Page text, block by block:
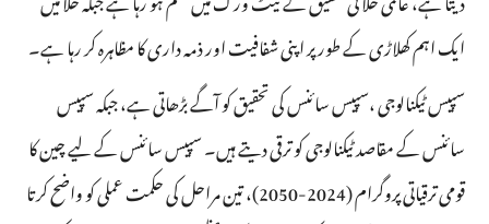
ایک اہم کھلاڑی کے طور پر اپنی شفافیت اور ذمہ داری کا مظاہرہ کر رہا ہے۔
سپیس ٹیکنالوجی ،سپیس سائنس کی تحقیق کو آگے بڑھاتی ہے، جبکہ سپیس
سائنس کے مقاصد ٹیکنالوجی کو ترقی دیتے ہیں۔ سپیس سائنس کے لیے چین کا
قومی ترقیاتی پروگرام (2024-2050)، تین مراحل کی حکمت عملی کو واضح کرتا